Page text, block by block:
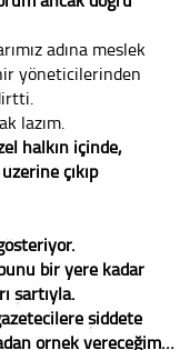
adına meslek
yöneticilerinden
lazım.
halkın içinde,
çıkıp
bir yere kadar
şartıyla.
şiddete
örnek vereceğim…